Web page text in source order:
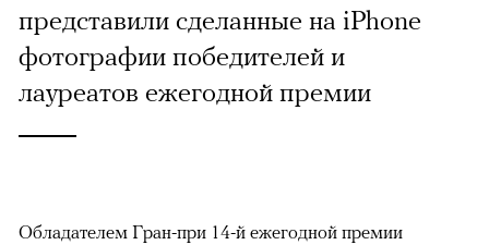
представили сделанные на iPhone
фотографии победителей и
лауреатов ежегодной премии
Обладателем Гран-при 14-й ежегодной премии